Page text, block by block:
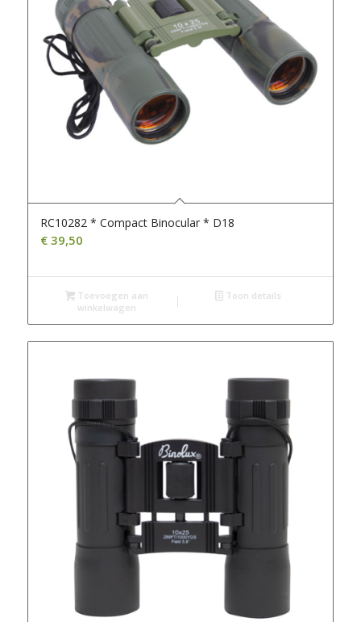
RC10282 * Compact Binocular * D18
€39,50
Toevoegen aan
winkelwagen
Toon details